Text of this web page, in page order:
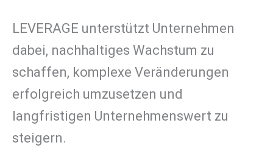
LEVERAGE unterstützt Unternehmen
dabei, nachhaltiges Wachstum zu
schaffen, komplexe Veränderungen
erfolgreich umzusetzen und
langfristigen Unternehmenswert zu
steigern.